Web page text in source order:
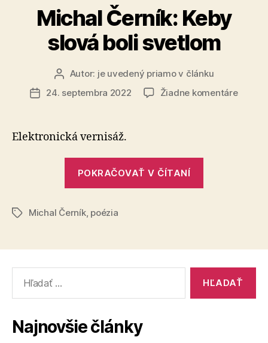
Michal Černík: Keby
slová boli svetlom
AutorAutor: je uvedený priamo v článku
Dátum
24. septembra 2022 Žiadne komentárena
Elektronická vernisáž.
POKRAČOVAŤ V ČÍTANÍ
svetlom“
ZnačkyMichal Černík, poézia
Najnovšie články